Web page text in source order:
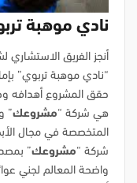
نادي موهبة
أنجز الفريق الاستشاري
“نادي موهبة تربوي”
حقق المشروع أهدافه
هي شركة “مشروعك”
المتخصصة في مجال
شركة “مشروعك”
واضحة المعالم لجني